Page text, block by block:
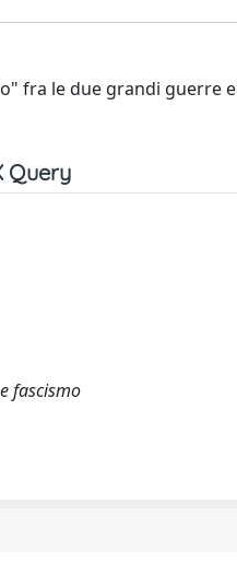
fra le due grandi guerre e
fascismo